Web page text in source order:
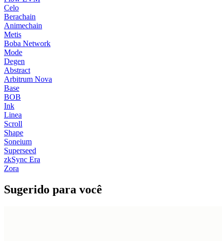
Celo
Berachain
Animechain
Metis
Boba Network
Mode
Degen
Abstract
Arbitrum Nova
Base
BOB
Ink
Linea
Scroll
Shape
Soneium
Superseed
zkSync Era
Zora
Sugerido para você